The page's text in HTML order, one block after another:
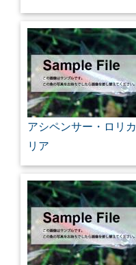
アシペンサー・ロリカ
リア